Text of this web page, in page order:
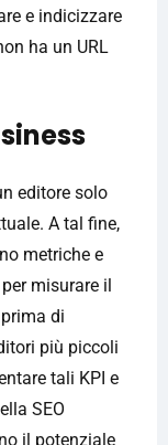
e indicizzare
ha un URL
editore solo
A tal fine,
metriche e
misurare il
di
più piccoli
tali KPI e
SEO
il potenziale